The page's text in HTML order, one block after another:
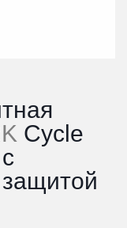
Cycle